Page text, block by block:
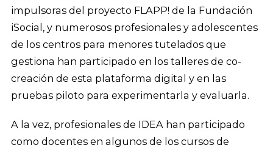
impulsoras del proyecto FLAPP! de la Fundación
iSocial, y numerosos profesionales y adolescentes
de los centros para menores tutelados que
gestiona han participado en los talleres de co-
creación de esta plataforma digital y en las
pruebas piloto para experimentarla y evaluarla.
A la vez, profesionales de IDEA han participado
como docentes en algunos de los cursos de